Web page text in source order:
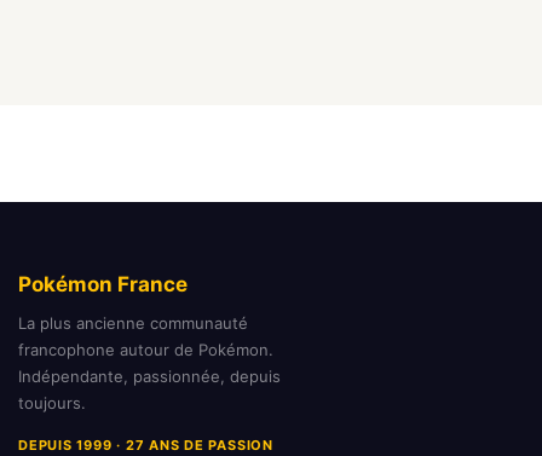
Pokémon France
La plus ancienne communauté
francophone autour de Pokémon.
Indépendante, passionnée, depuis
toujours.
DEPUIS 1999 · 27 ANS DE PASSION